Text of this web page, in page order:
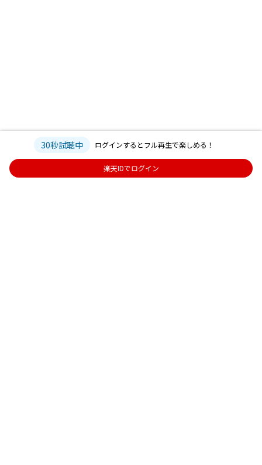
30秒試聴中 ログインするとフル再生で楽しめる！
楽天IDでログイン